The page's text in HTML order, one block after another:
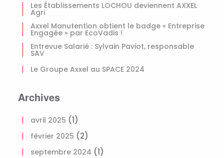
Les Établissements LOCHOU deviennent AXXEL
Agri
Axxel Manutention obtient le badge « Entreprise
Engagée » par EcoVadis !
Entrevue Salarié : Sylvain Paviot, responsable
SAV
Le Groupe Axxel au SPACE 2024
Archives
avril 2025 (1)
février 2025 (2)
septembre 2024 (1)